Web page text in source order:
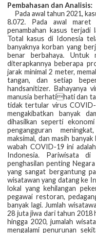
Pembahasan dan Analisis:
Pada awal tahun 2021,
8.072. Pada awal
penambahan kasus terjadi
Total kasus di Idonesia
banyaknya korban yang
benar berbahaya. Untuk
diterapkannya beberapa
jarak minimal 2 meter,
tangan, dan setiap
handsanitizer. Bahayanya
manusia berhatihati dan
tidak tertular virus
mengakibatkan banyak
dihasilkan seperti
pengangguran
maksimal, dan masih
wabah COVID-19 ini
Indonesia. Pariwisata di
penghasilan penting
yang sangat bergantung
wisatawan yang datang ke
lokal yang kehilangan
pegawai restoran,
banyak lagi. Jumlah
28 juta jiwa dari tahun 2018
hingga 2020, jumalah
mengalami penurunan